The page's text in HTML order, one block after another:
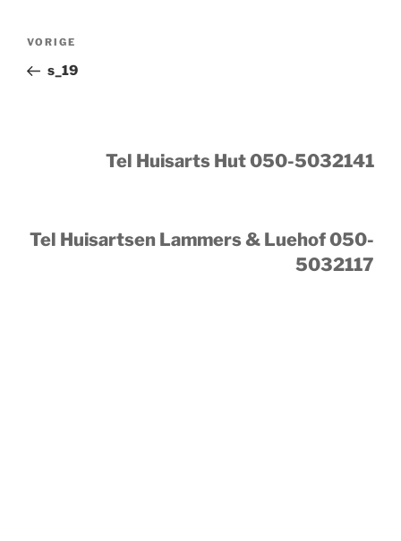
Bericht
Vorig
bericht
VORIGE
s_19
Tel Huisarts Hut 050-5032141
Tel Huisartsen Lammers & Luehof 050-
5032117